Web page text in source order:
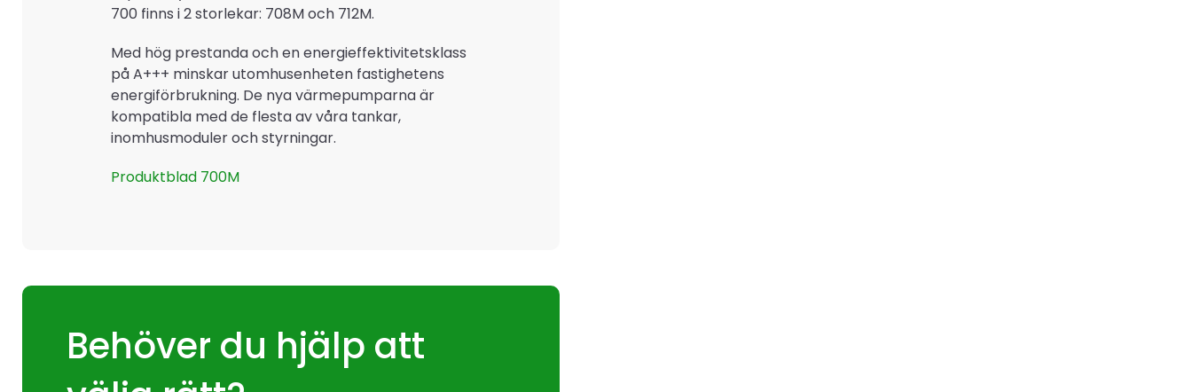
700 finns i 2 storlekar: 708M och 712M.
Med hög prestanda och en energieffektivitetsklass
på A+++ minskar utomhusenheten fastighetens
energiförbrukning. De nya värmepumparna är
kompatibla med de flesta av våra tankar,
inomhusmoduler och styrningar.
Produktblad 700M
Behöver du hjälp att